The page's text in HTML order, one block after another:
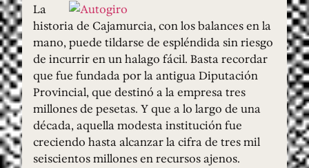
La
historia de Cajamurcia, con los balances en la
mano, puede tildarse de espléndida sin riesgo
de incurrir en un halago fácil. Basta recordar
que fue fundada por la antigua Diputación
Provincial, que destinó a la empresa tres
millones de pesetas. Y que a lo largo de una
década, aquella modesta institución fue
creciendo hasta alcanzar la cifra de tres mil
seiscientos millones en recursos ajenos.